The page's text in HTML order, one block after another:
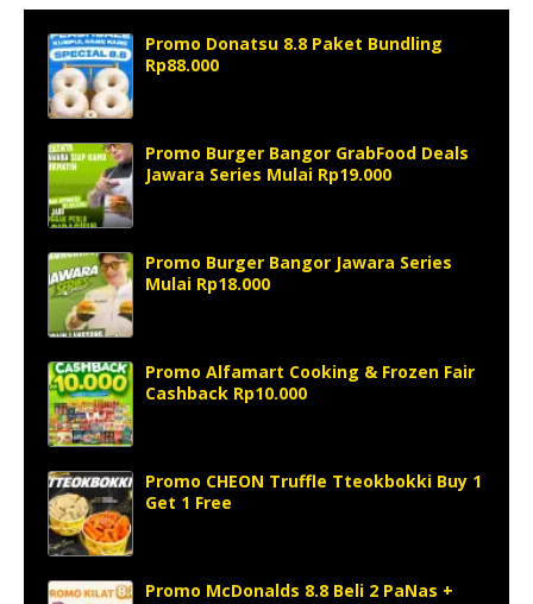
Promo Donatsu 8.8 Paket Bundling
Rp88.000
Promo Burger Bangor GrabFood Deals
Jawara Series Mulai Rp19.000
Promo Burger Bangor Jawara Series
Mulai Rp18.000
Promo Alfamart Cooking & Frozen Fair
Cashback Rp10.000
Promo CHEON Truffle Tteokbokki Buy 1
Get 1 Free
Promo McDonalds 8.8 Beli 2 PaNas +